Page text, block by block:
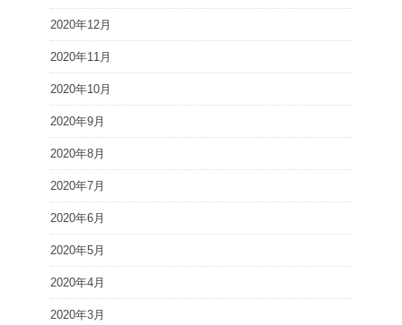
2020年12月
2020年11月
2020年10月
2020年9月
2020年8月
2020年7月
2020年6月
2020年5月
2020年4月
2020年3月